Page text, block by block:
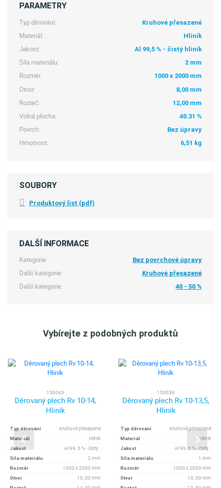
PARAMETRY
Typ děrování: Kruhové přesazené
Materiál: Hliník
Jakost: Al 99,5 % - čistý hliník
Síla materiálu: 2 mm
Rozměr: 1000 x 2000 mm
Otvor: 8,00 mm
Rozteč: 12,00 mm
Volná plocha: 40.31 %
Povrch: Bez úpravy
Hmotnost: 6,51 kg
SOUBORY
Produktový list (pdf)
DALŠÍ INFORMACE
Kategorie: Bez povrchové úpravy
Další kategorie: Kruhové přesazené
Další kategorie: 40 - 50 %
Vybírejte z podobných produktů
150043
Děrovaný plech Rv 10-14,
Hliník
Typ děrování Kruhové přesazené
Materiál Hliník
Jakost Al 99, 5 % - čistý..
Síla materiálu 2 mm
Rozměr 1000 x 2000 mm
Otvor 10, 00 mm
150038
Děrovaný plech Rv 10-13,5,
Hliník
Typ děrování Kruhové přesazené
Materiál Hliník
Jakost Al 99, 5 % - čistý..
Síla materiálu 1 mm
Rozměr 1000 x 2000 mm
Otvor 10, 00 mm